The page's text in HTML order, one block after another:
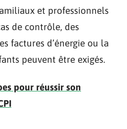
et professionnels
de contrôle, des
factures d’énergie ou la
peuvent être exigés.
pour réussir son